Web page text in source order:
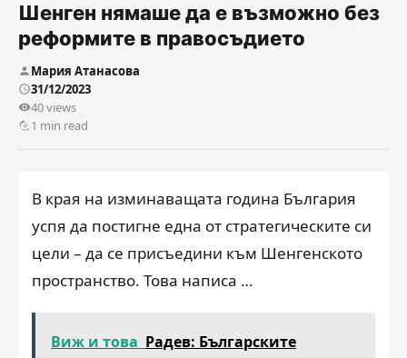
Шенген нямаше да е възможно без
реформите в правосъдието
Мария Атанасова
31/12/2023
40 views
1 min read
В края на изминаващата година България
успя да постигне една от стратегическите си
цели – да се присъедини към Шенгенското
пространство. Това написа …
Виж и това Радев: Българските